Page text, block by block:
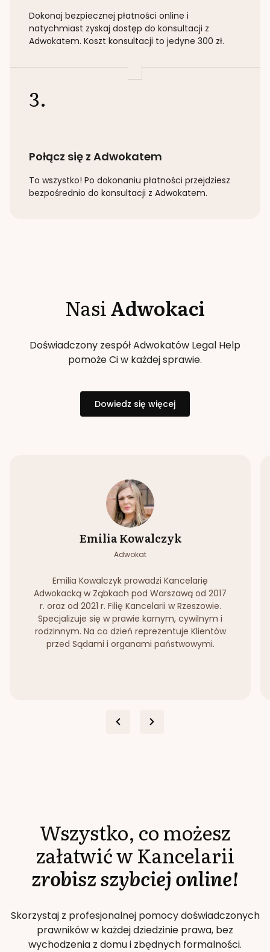
Dokonaj bezpiecznej płatności online i
natychmiast zyskaj dostęp do konsultacji z
Adwokatem. Koszt konsultacji to jedyne 300 zł.
3.
Połącz się z Adwokatem
To wszystko! Po dokonaniu płatności przejdziesz
bezpośrednio do konsultacji z Adwokatem.
NasiAdwokaci
Doświadczony zespół Adwokatów Legal Help
pomoże Ci w każdej sprawie.
Dowiedz się więcej
Emilia Kowalczyk
Adwokat
Emilia Kowalczyk prowadzi Kancelarię
Adwokacką w Ząbkach pod Warszawą od 2017
r. oraz od 2021 r. Filię Kancelarii w Rzeszowie.
Specjalizuje się w prawie karnym, cywilnym i
rodzinnym. Na co dzień reprezentuje Klientów
przed Sądami i organami państwowymi.
Wszystko, co możesz
załatwić w Kancelarii
zrobisz szybciej online!
Skorzystaj z profesjonalnej pomocy doświadczonych
prawników w każdej dziedzinie prawa, bez
wychodzenia z domu i zbędnych formalności.